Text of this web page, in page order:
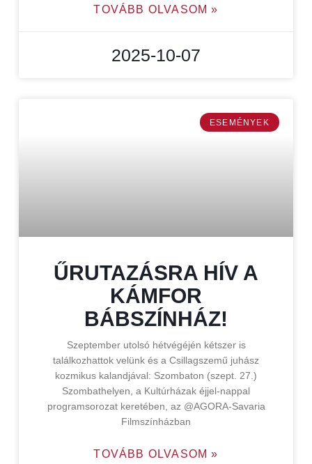
TOVÁBB OLVASOM »
2025-10-07
ESEMÉNYEK
ŰRUTAZÁSRA HÍV A
KÁMFOR
BÁBSZÍNHÁZ!
Szeptember utolsó hétvégéjén kétszer is
találkozhattok velünk és a Csillagszemű juhász
kozmikus kalandjával: Szombaton (szept. 27.)
Szombathelyen, a Kultúrházak éjjel-nappal
programsorozat keretében, az @AGORA-Savaria
Filmszínházban
TOVÁBB OLVASOM »